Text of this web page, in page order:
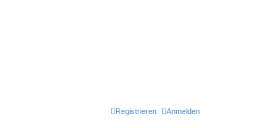
Anmelden
Registrieren